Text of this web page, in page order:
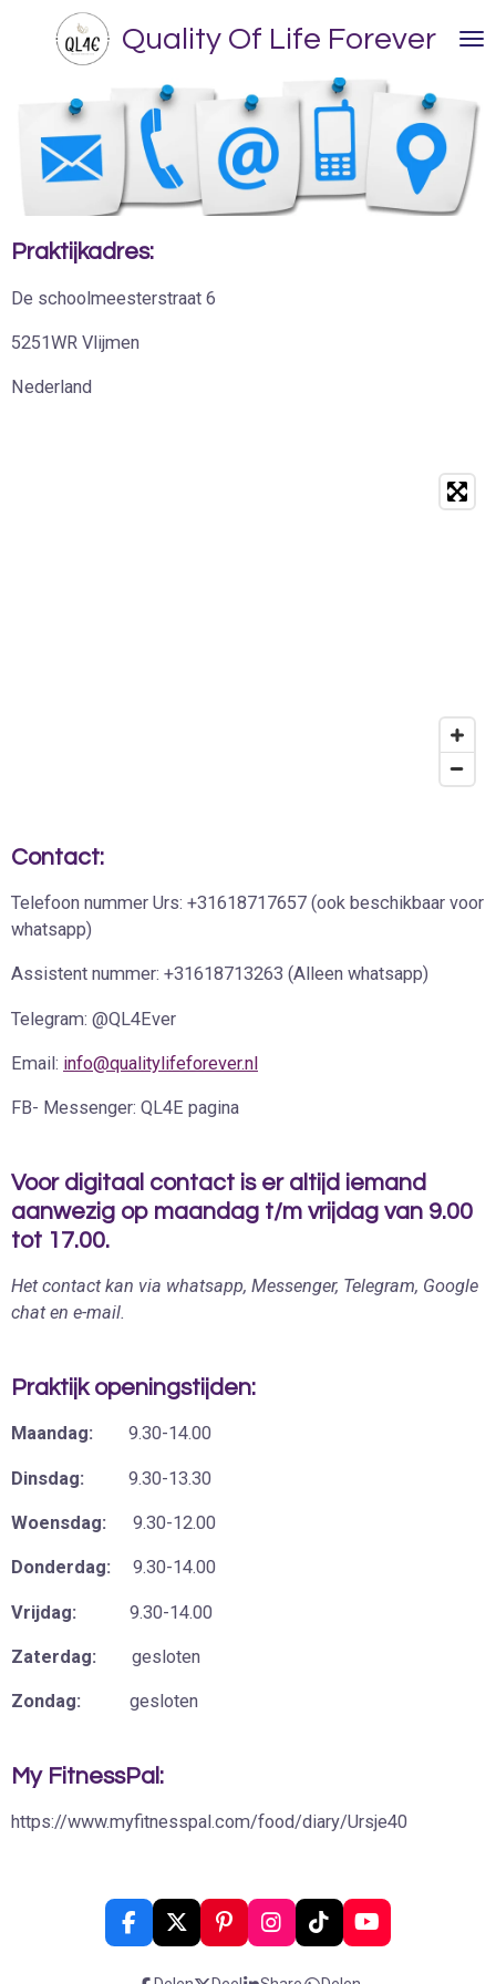
direct
hoofdinhoud
Quality Of Life Forever
Praktijkadres:
De schoolmeesterstraat 6
5251WR Vlijmen
Nederland
Contact:
Telefoon nummer Urs: +31618717657 (ook beschikbaar voor
whatsapp)
Assistent nummer: +31618713263 (Alleen whatsapp)
Telegram: @QL4Ever
Email: info@qualitylifeforever.nl
FB- Messenger: QL4E pagina
Voor digitaal contact is er altijd iemand
aanwezig op maandag t/m vrijdag van 9.00
tot 17.00.
Het contact kan via whatsapp, Messenger, Telegram, Google
chat en e-mail.
Praktijk openingstijden:
Maandag: 9.30-14.00
Dinsdag: 9.30-13.30
Woensdag: 9.30-12.00
Donderdag: 9.30-14.00
Vrijdag: 9.30-14.00
Zaterdag: gesloten
Zondag: gesloten
My FitnessPal:
https://www.myfitnesspal.com/food/diary/Ursje40
F
a
X
P
i
I
n
s
T
i
k
Y
o